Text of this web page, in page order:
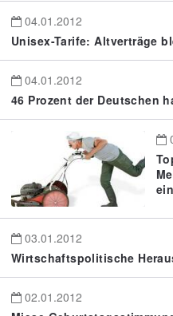
04.01.2012
Unisex-Tarife: Altverträge
04.01.2012
46 Prozent der Deutschen
03.01.2012
Wirtschaftspolitische
02.01.2012